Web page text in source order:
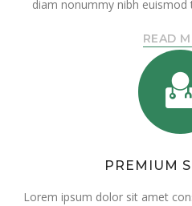
diam nonummy nibh
READ
PREMIUM
Lorem ipsum dolor sit amet